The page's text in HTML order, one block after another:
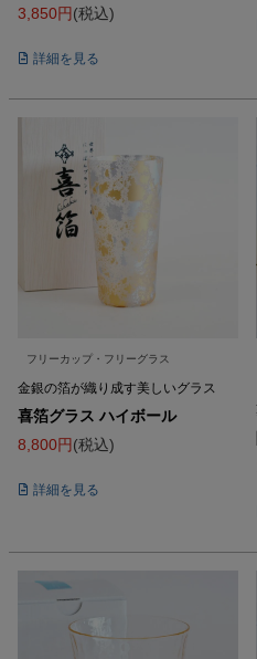
3,850
税込
詳細を見る
フリーカップ・フリーグラス
金銀の箔が織り成す美しいグラス
喜箔グラス ハイボール
8,800
税込
詳細を見る